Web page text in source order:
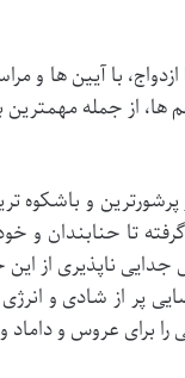
ازدواج، با آیین ها
ها، از جمله
پرشورترین و
تا حنابندان
ناپذیری از
پر از شادی و
برای عروس و داماد